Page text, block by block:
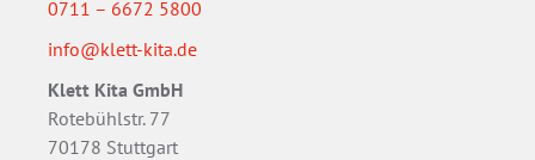
0711 – 6672 5800
info@klett-kita.de
Klett Kita GmbH
Rotebühlstr. 77
70178 Stuttgart